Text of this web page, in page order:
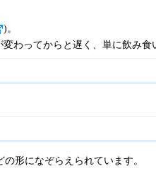
)。
わってからと遅く、単に飲み食
形になぞらえられています。